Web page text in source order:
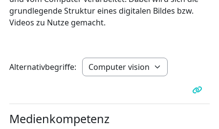
grundlegende Struktur eines digitalen Bildes bzw.
Videos zu Nutze gemacht.
Alternativbegriffe:
Medienkompetenz